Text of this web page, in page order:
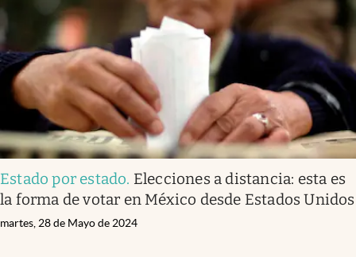
Estado por estado. Elecciones a distancia: esta es
la forma de votar en México desde Estados Unidos
martes, 28 de Mayo de 2024